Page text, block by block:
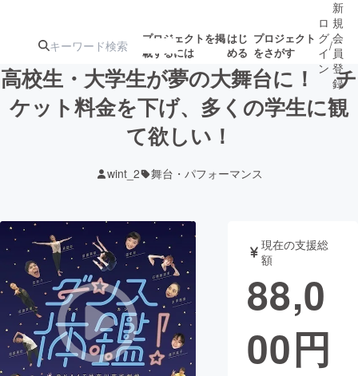
プロジェクトを掲
載するには
はじ
める
プロジェクト
をさがす
注目の新着プロ募集終了が近いプ
テクノロジー・ガジェット
映像・映画 書籍・雑誌
ビジネス・起業 チャレンジ
ロ
グ
イ
ン
/
新
規
会
員
登
録
高校生・大学生が夢の大舞台に！ チ
ケット料金を下げ、多くの学生に観
て欲しい！
wint_2 舞台・パフォーマンス
現在の支援総
額
88,0
00円